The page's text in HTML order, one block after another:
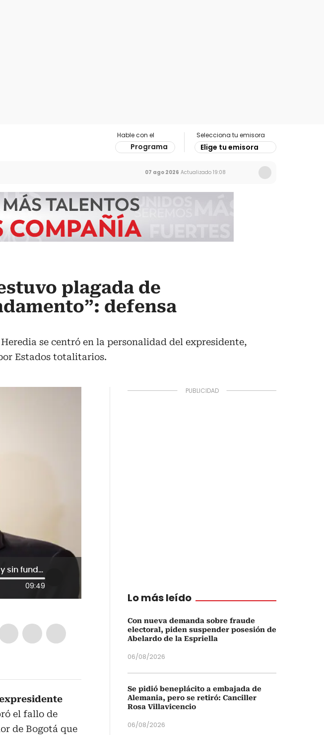
Hable con el
Programa
Selecciona tu emisora
Elige tu emisora
07 ago 2026 Actualizado 19:08
plagada de
defensa
se centró en la personalidad del expresidente,
Estados totalitarios.
“Argumentación de la juez estuvo plagada de expresiones vagas y sin fundamento”: defensa de Uribe
09:49
el fallo de
de Bogotá que
Lo más leído
Con nueva demanda sobre fraude
electoral, piden suspender posesión de
Abelardo de la Espriella
06/08/2026
Se pidió beneplácito a embajada de
Alemania, pero se retiró: Canciller
Rosa Villavicencio
06/08/2026